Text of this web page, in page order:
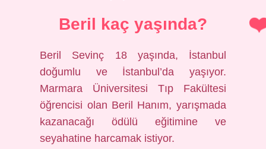
Beril kaç yaşında?
Beril Sevinç 18 yaşında, İstanbul
doğumlu ve İstanbul’da yaşıyor.
Marmara Üniversitesi Tıp Fakültesi
öğrencisi olan Beril Hanım, yarışmada
kazanacağı ödülü eğitimine ve
seyahatine harcamak istiyor.